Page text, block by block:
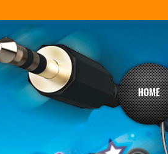
HOME